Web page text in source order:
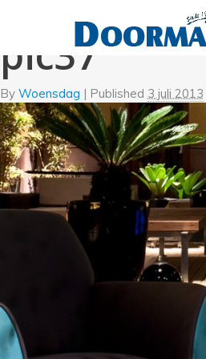
pic37
By Woensdag | Published 3 juli 2013